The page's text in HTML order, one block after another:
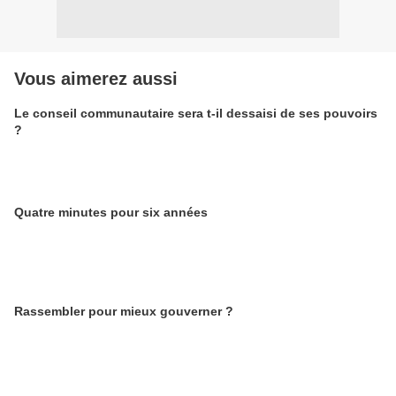
Vous aimerez aussi
Le conseil communautaire sera t-il dessaisi de ses pouvoirs
?
Quatre minutes pour six années
Rassembler pour mieux gouverner ?